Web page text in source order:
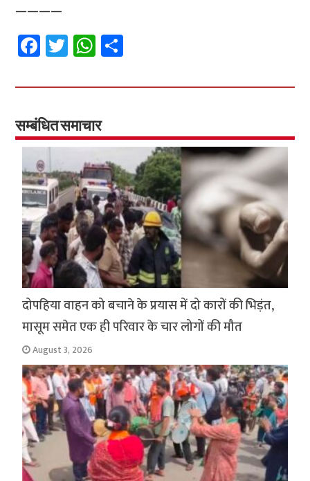
————
Fa
ce
b
o
o
k
T
wi
tt
er
W
h
at
sA
p
p
ar
सम्बंधित समाचार
दोपहिया वाहन को बचाने के प्रयास में दो कारों की भिड़ंत,
मासूम समेत एक ही परिवार के चार लोगों की मौत
August 3, 2026